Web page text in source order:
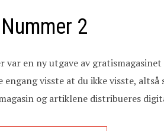
2
var en ny utgave av
engang visste at du ikke visste,
og artiklene distribueres